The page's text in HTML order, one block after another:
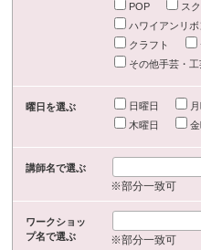
POP
ス
ハワイアンリボ
クラフト
その他手芸・工
曜日を選ぶ 日曜日
木曜日
金
講師名で選ぶ
※部分一致可
ワークショッ
プ名で選ぶ
※部分一致可